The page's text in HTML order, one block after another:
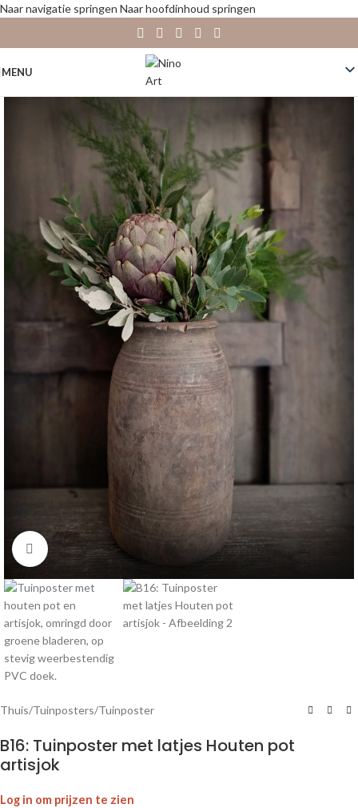
Naar navigatie springen Naar hoofdinhoud springen
MENU
Klik om te vergroten
Thuis/Tuinposters/Tuinposter
B16: Tuinposter met latjes Houten pot
artisjok
Log in om prijzen te zien